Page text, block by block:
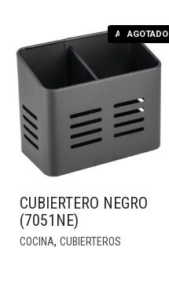
AGOTADO
AGOTADO
CUBIERTERO NEGRO
(7051NE)
COCINA, CUBIERTEROS